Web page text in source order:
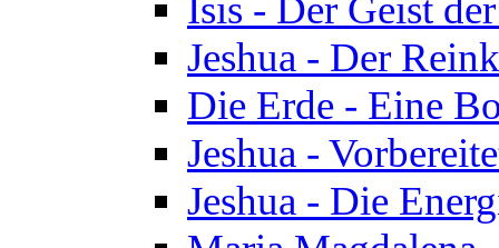
Jeshua - Der
Die Erde - Eine
Jeshua -
Jeshua - Die